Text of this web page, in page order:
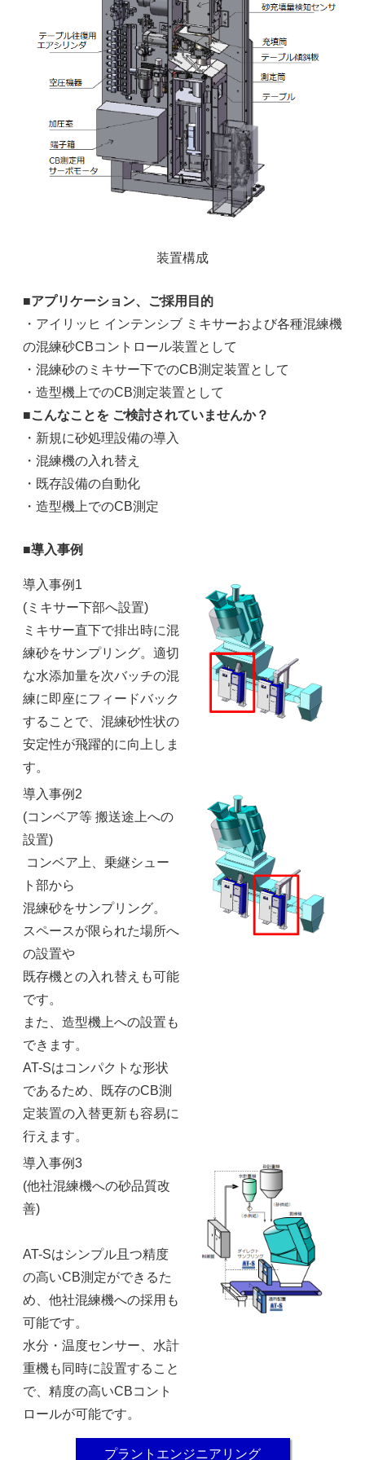
装置構成
■アプリケーション、ご採用目的
・アイリッヒ インテンシブ ミキサーおよび各種混練機
の混練砂CBコントロール装置として
・混練砂のミキサー下でのCB測定装置として
・造型機上でのCB測定装置として
■こんなことを ご検討されていませんか？
・新規に砂処理設備の導入
・混練機の入れ替え
・既存設備の自動化
・造型機上でのCB測定
■導入事例
導入事例1
(ミキサー下部へ設置)
ミキサー直下で排出時に混
練砂をサンプリング。 適切
な水添加量を次バッチの混
練に即座にフィードバック
することで、 混練砂性状の
安定性が飛躍的に向上しま
す。
導入事例2
(コンベア等 搬送途上への
設置)
コンベア上、乗継シュー
ト部から
混練砂をサンプリング。
スペースが限られた場所へ
の設置や
既存機との入れ替えも可能
です。
また、造型機上への設置も
できます。
AT-Sはコンパクトな形状
であるため、既存のCB測
定装置の入替更新も容易に
行えます。
導入事例3
(他社混練機への砂品質改
善)
AT-Sはシンプル且つ精度
の高いCB測定ができるた
め、他社混練機への採用も
可能です。
水分・温度センサー、水計
重機も同時に設置すること
で、精度の高いCBコント
ロールが可能です。
プラントエンジニアリング